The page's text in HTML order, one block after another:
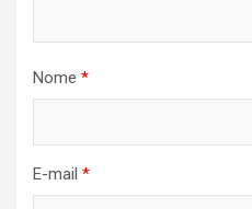
Nome *
E-mail *